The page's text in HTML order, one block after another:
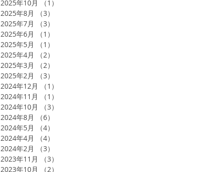
2025年10月
（1）
2025年8月
（3）
2025年7月
（3）
2025年6月
（1）
2025年5月
（1）
2025年4月
（2）
2025年3月
（2）
2025年2月
（3）
2024年12月
（1）
2024年11月
（1）
2024年10月
（3）
2024年8月
（6）
2024年5月
（4）
2024年4月
（4）
2024年2月
（3）
2023年11月
（3）
2023年10月
（2）